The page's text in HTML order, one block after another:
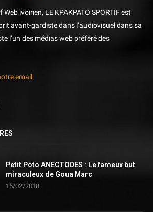
ivoirien, LE KPAKPATO SPORTIF est
avant-gardiste dans l’audiovisuel dans sa
l’un des médias web préféré des
email
Petit Poto ANECTODES : Le fameux but
miraculeux de Goua Marc
15/02/2018